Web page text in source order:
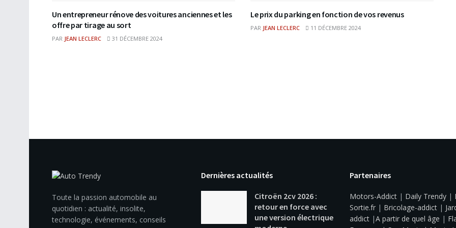
Un entrepreneur rénove des voitures anciennes et les
offre par tirage au sort
PAR JEAN LECLERC 31 DÉCEMBRE 2024
Le prix du parking en fonction de vos revenus
PAR JEAN LECLERC 11 DÉCEMBRE 2024
Toute la passion automobile au
quotidien : actualité, insolite,
technologie, événements, conseils
Dernières actualités
Citroën 2cv 2026 :
retour en force avec
une version électrique
Partenaires
Motors-Addict | Daily Trendy |
Sortie.fr | Bricolage-addict |
addict |A partir de quel âge |